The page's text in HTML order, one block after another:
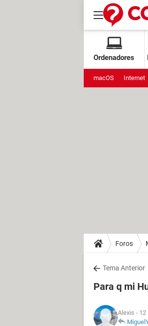
Ordenadores
macOS Internet
Foros
Tema Anterior
Para q mi
Alexis - 12